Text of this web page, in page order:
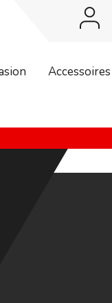
weer geopend.
Accessoires